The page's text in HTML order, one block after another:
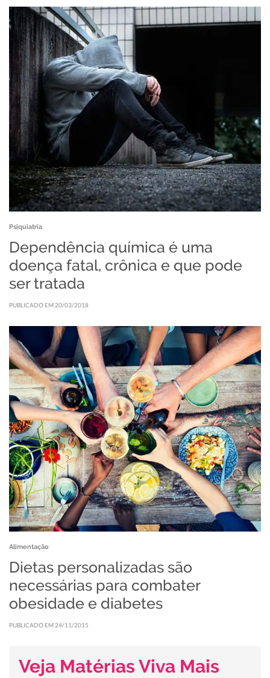
Psiquiatria
Dependência química é uma
doença fatal, crônica e que pode
ser tratada
PUBLICADO EM 20/03/2018
Alimentação
Dietas personalizadas são
necessárias para combater
obesidade e diabetes
PUBLICADO EM 24/11/2015
Veja Matérias Viva Mais